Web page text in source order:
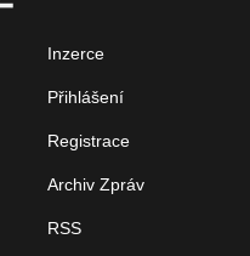
Inzerce
Přihlášení
Registrace
Archiv Zpráv
RSS